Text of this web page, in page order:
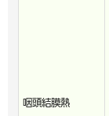
咽頭結膜熱